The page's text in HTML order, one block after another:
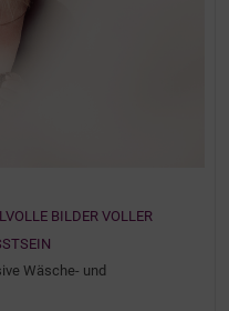
BILDER VOLLER
Wäsche- und